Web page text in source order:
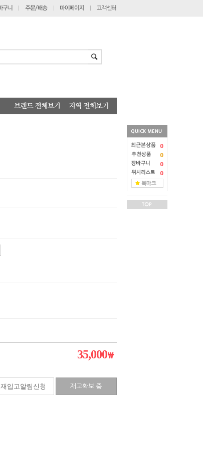
0
0
0
0
35,000₩
재입고알림신청 재고확보 중